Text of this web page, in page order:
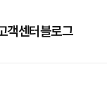
객센터블로그